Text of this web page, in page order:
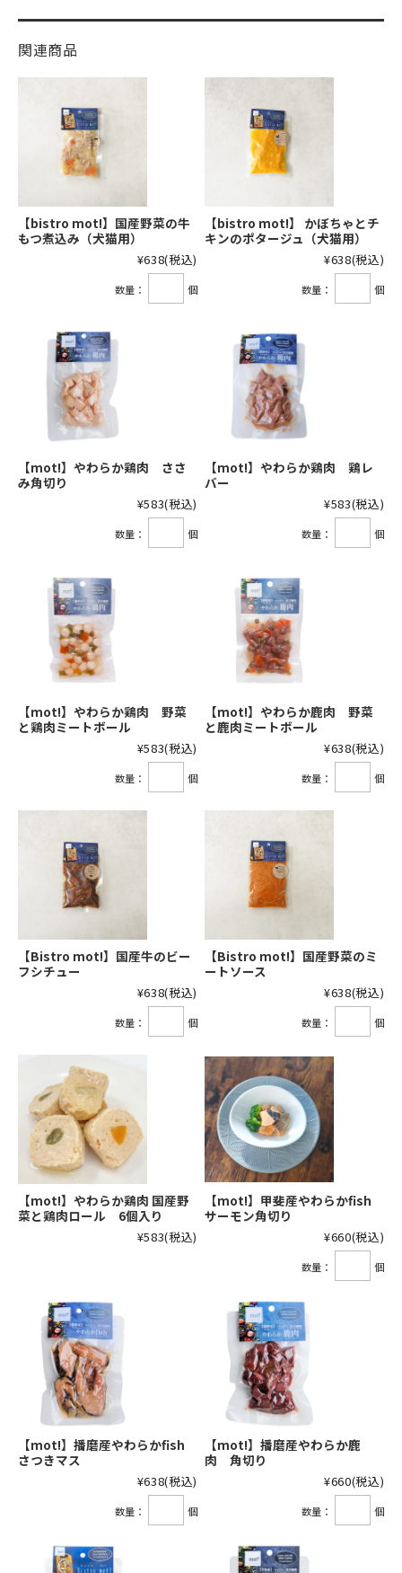
関連商品
【bistro mot!】国産野菜の牛
もつ煮込み（犬猫用）
¥638(税込)
数量： 個
【bistro mot!】 かぼちゃとチ
キンのポタージュ（犬猫用）
¥638(税込)
数量： 個
【mot!】やわらか鶏肉 ささ
み角切り
¥583(税込)
数量： 個
【mot!】やわらか鶏肉 鶏レ
バー
¥583(税込)
数量： 個
【mot!】やわらか鶏肉 野菜
と鶏肉ミートボール
¥583(税込)
数量： 個
【mot!】やわらか鹿肉 野菜
と鹿肉ミートボール
¥638(税込)
数量： 個
【Bistro mot!】国産牛のビー
フシチュー
¥638(税込)
数量： 個
【Bistro mot!】国産野菜のミ
ートソース
¥638(税込)
数量： 個
【mot!】やわらか鶏肉 国産野
菜と鶏肉ロール 6個入り
¥583(税込)
【mot!】甲斐産やわらかfish
サーモン角切り
¥660(税込)
数量： 個
【mot!】播磨産やわらかfish
さつきマス
¥638(税込)
数量： 個
【mot!】播磨産やわらか鹿
肉 角切り
¥660(税込)
数量： 個